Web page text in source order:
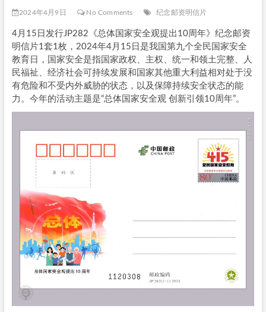
2024年4月9日 No Comments 纪念邮资明信片
4月15日发行JP282《总体国家安全观提出10周年》纪念邮资
明信片1套1枚，2024年4月15日是我国第九个全民国家安全
教育日，国家安全是指国家政权、主权、统一和领土完整、人
民福祉、经济社会可持续发展和国家其他重大利益相对处于没
有危险和不受内外威胁的状态，以及保障持续安全状态的能
力。今年的活动主题是“总体国家安全观 创新引领10周年”。